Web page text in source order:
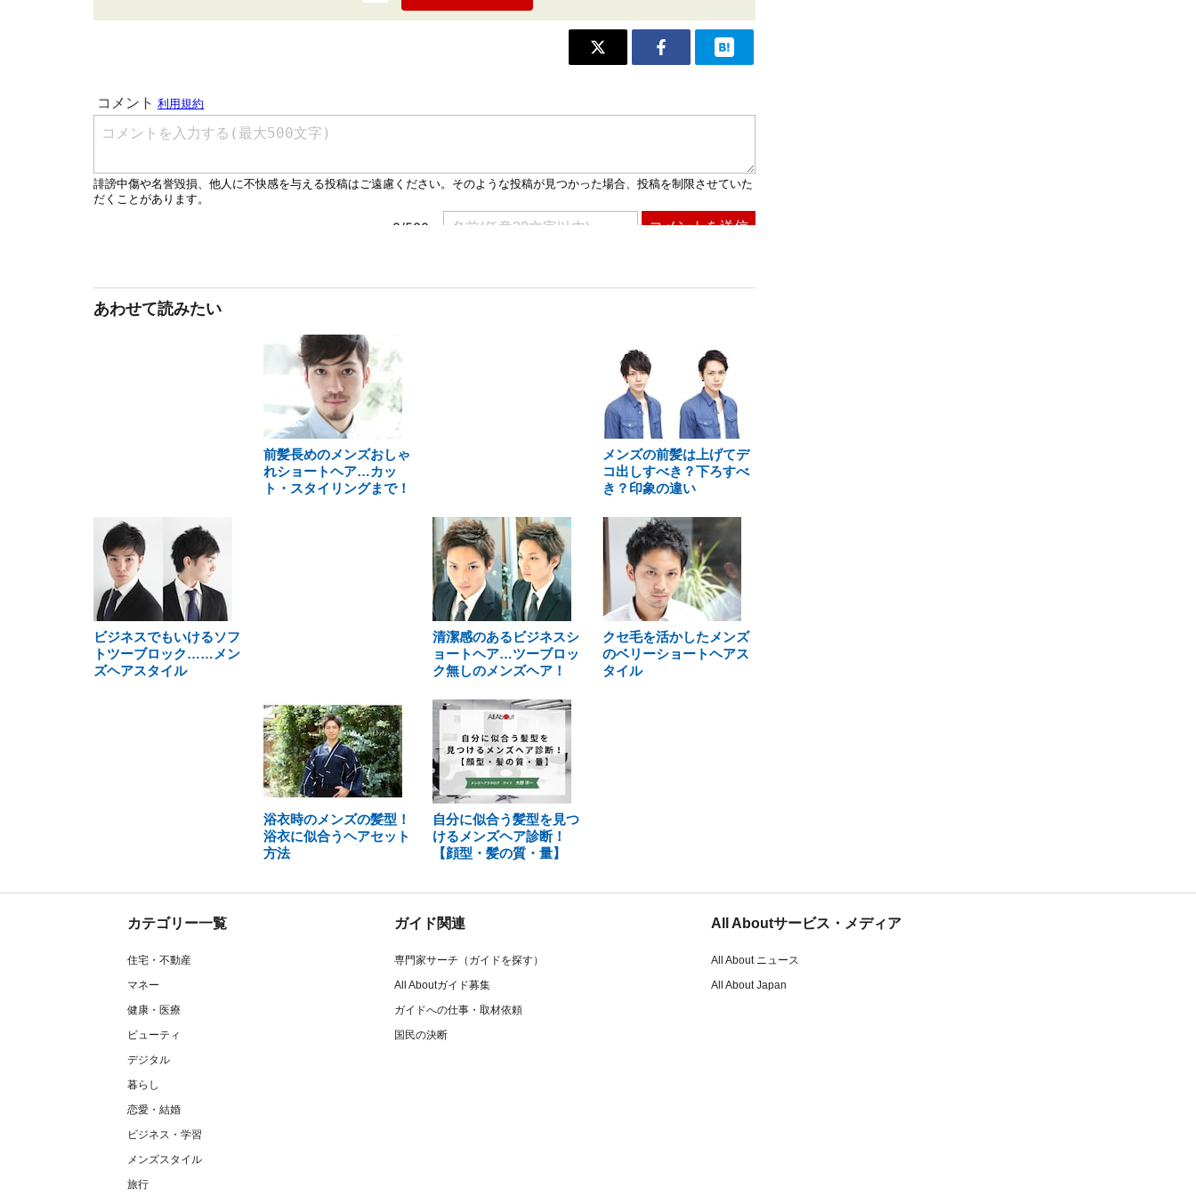
あわせて読みたい
前髪長めのメンズおしゃ
れショートヘア…カッ
ト・スタイリングまで！
メンズの前髪は上げてデ
コ出しすべき？下ろすべ
き？印象の違い
ビジネスでもいけるソフ
トツーブロック……メン
ズヘアスタイル
清潔感のあるビジネスシ
ョートヘア…ツーブロッ
ク無しのメンズヘア！
クセ毛を活かしたメンズ
のベリーショートヘアス
タイル
浴衣時のメンズの髪型！
浴衣に似合うヘアセット
方法
自分に似合う髪型を見つ
けるメンズヘア診断！
【顔型・髪の質・量】
カテゴリー一覧
住宅・不動産
マネー
健康・医療
ビューティ
デジタル
暮らし
恋愛・結婚
ビジネス・学習
メンズスタイル
旅行
ガイド関連
専門家サーチ（ガイドを探す）
All Aboutガイド募集
ガイドへの仕事・取材依頼
国民の決断
All Aboutサービス・メディア
All About ニュース
All About Japan